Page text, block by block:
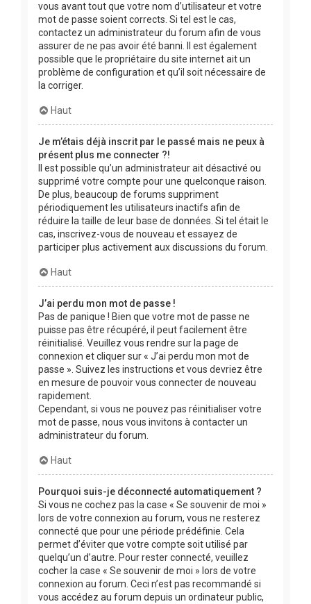
vous avant tout que votre nom d’utilisateur et votre
mot de passe soient corrects. Si tel est le cas,
contactez un administrateur du forum afin de vous
assurer de ne pas avoir été banni. Il est également
possible que le propriétaire du site internet ait un
problème de configuration et qu’il soit nécessaire de
la corriger.
Haut
Je m’étais déjà inscrit par le passé mais ne peux à
présent plus me connecter ?!
Il est possible qu’un administrateur ait désactivé ou
supprimé votre compte pour une quelconque raison.
De plus, beaucoup de forums suppriment
périodiquement les utilisateurs inactifs afin de
réduire la taille de leur base de données. Si tel était le
cas, inscrivez-vous de nouveau et essayez de
participer plus activement aux discussions du forum.
Haut
J’ai perdu mon mot de passe !
Pas de panique ! Bien que votre mot de passe ne
puisse pas être récupéré, il peut facilement être
réinitialisé. Veuillez vous rendre sur la page de
connexion et cliquer sur « J’ai perdu mon mot de
passe ». Suivez les instructions et vous devriez être
en mesure de pouvoir vous connecter de nouveau
rapidement.
Cependant, si vous ne pouvez pas réinitialiser votre
mot de passe, nous vous invitons à contacter un
administrateur du forum.
Haut
Pourquoi suis-je déconnecté automatiquement ?
Si vous ne cochez pas la case « Se souvenir de moi »
lors de votre connexion au forum, vous ne resterez
connecté que pour une période prédéfinie. Cela
permet d’éviter que votre compte soit utilisé par
quelqu’un d’autre. Pour rester connecté, veuillez
cocher la case « Se souvenir de moi » lors de votre
connexion au forum. Ceci n’est pas recommandé si
vous accédez au forum depuis un ordinateur public,